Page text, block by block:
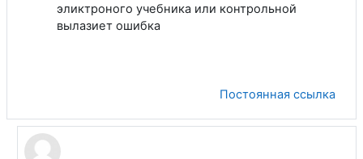
эликтроного учебника или контрольной
вылазиет ошибка
Постоянная ссылка